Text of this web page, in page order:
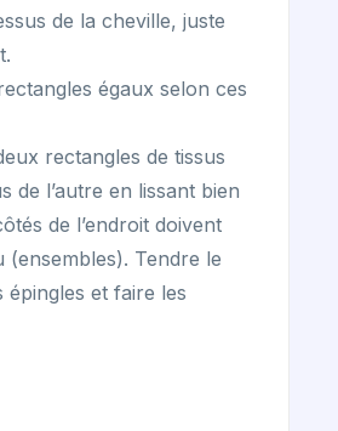
de la cheville, juste
égaux selon ces
rectangles de tissus
de l’autre en lissant bien
de l’endroit doivent
(ensembles). Tendre le
épingles et faire les